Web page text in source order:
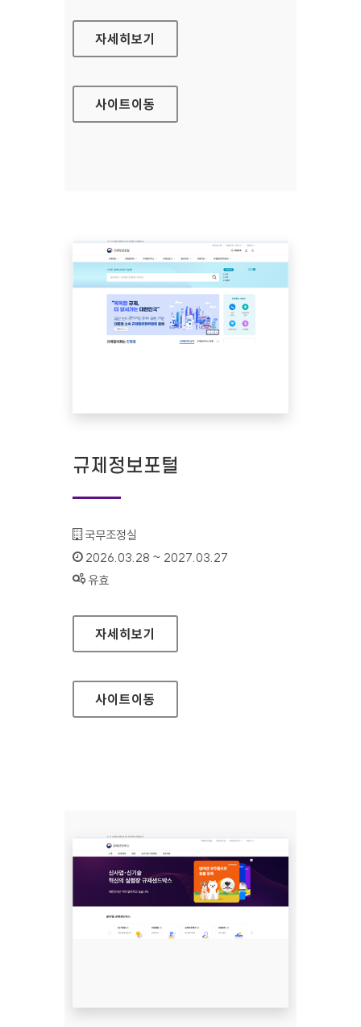
하이원리조트
자세히보기
사이트이동
규제정보포털
기관명 :
국무조정실
인증기간 :
2026.03.28 ~ 2027.03.27
상태 :
유효
규제정보포털
자세히보기
사이트이동